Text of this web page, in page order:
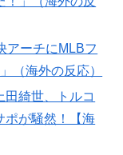
一人ゴルフクラ
ない、真珠湾の
く開いた高市首
代表、W杯ポッ
64」なら追い風
アーチにMLBフ
（海外の反応）
田綺世、トルコ
ポが騒然！【海